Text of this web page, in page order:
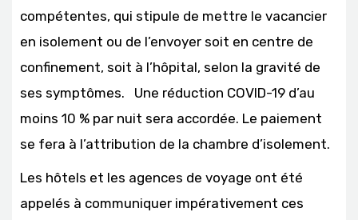
compétentes, qui stipule de mettre le vacancier
en isolement ou de l’envoyer soit en centre de
confinement, soit à l’hôpital, selon la gravité de
ses symptômes. Une réduction COVID-19 d’au
moins 10 % par nuit sera accordée. Le paiement
se fera à l’attribution de la chambre d’isolement.
Les hôtels et les agences de voyage ont été
appelés à communiquer impérativement ces